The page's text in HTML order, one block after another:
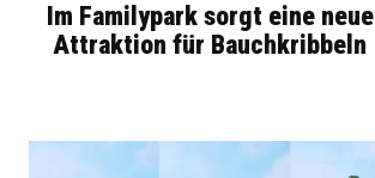
Im Familypark sorgt eine neue
Attraktion für Bauchkribbeln